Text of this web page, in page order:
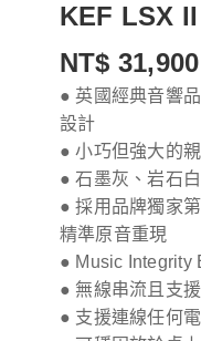
KEF LSX
NT$ 31,900
● 英國經典音響
設計
● 小巧但強大的
● 石墨灰、岩石
● 採用品牌獨家
精準原音重現
● Music Integrity
● 無線串流且支
● 支援連線任何